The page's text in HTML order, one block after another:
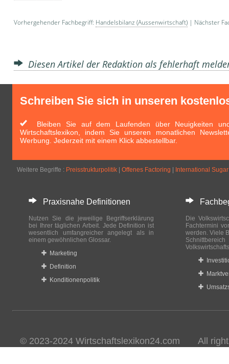
Vorhergehender Fachbegriff: Handelsbilanz (Aussenwirtschaft) | Nächster
Diesen Artikel der Redaktion als fehlerhaft
Schreiben Sie sich in unseren
Bleiben Sie auf dem Laufenden über Neuigkeiten
Wirtschaftslexikon, indem Sie unseren monatlichen
Werbung. Jederzeit mit einem Klick abbestellbar.
Weitere Begriffe : Preisstrukturpolitik Offenes Factoring International
Praxisnahe Definitionen
Nutzen Sie die jeweilige Begriffserklärung
bei Ihrer täglichen Arbeit. Jede Definition ist
wesentlich umfangreicher angelegt als in
einem gewöhnlichen Glossar.
Marketing
Definition
Konditionenpolitik
Die
Fachtermini
werden. Viele
© 2023-2024 Wirtschaftslexikon24.com All